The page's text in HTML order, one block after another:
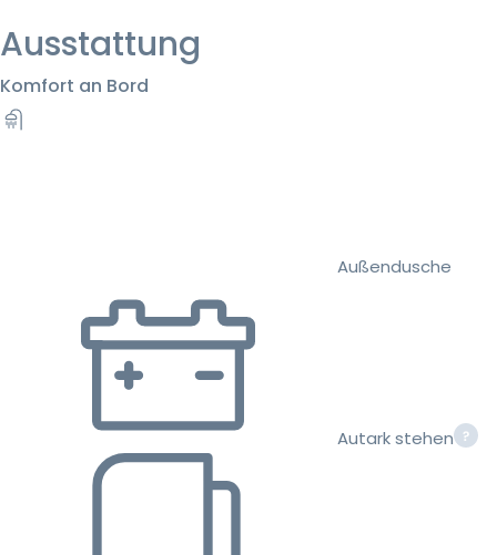
Ausstattung
Komfort an Bord
Außendusche
Autark stehen